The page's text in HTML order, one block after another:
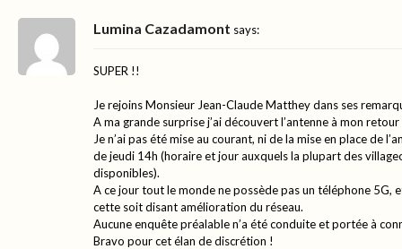
Lumina Cazadamont says:
SUPER !!
Je rejoins Monsieur Jean-Claude Matthey dans ses
A ma grande surprise j’ai découvert l’antenne à mon
Je n’ai pas été mise au courant, ni de la mise en place de
de jeudi 14h (horaire et jour auxquels la plupart des
disponibles).
A ce jour tout le monde ne possède pas un téléphone 5G,
cette soit disant amélioration du réseau.
Aucune enquête préalable n’a été conduite et portée à
Bravo pour cet élan de discrétion !